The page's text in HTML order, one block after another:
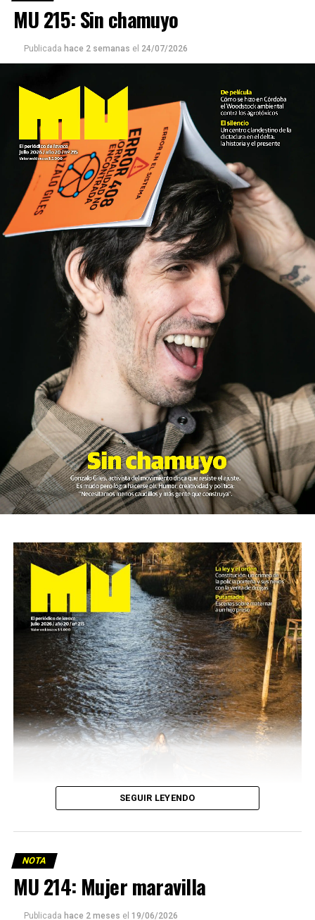
MU 215: Sin chamuyo
Publicada hace 2 semanas el 24/07/2026
SEGUIR LEYENDO
NOTA
MU 214: Mujer maravilla
Publicada hace 2 meses el 19/06/2026